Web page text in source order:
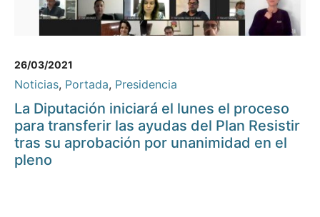
26/03/2021
Noticias, Portada, Presidencia
La Diputación iniciará el lunes el proceso
para transferir las ayudas del Plan Resistir
tras su aprobación por unanimidad en el
pleno